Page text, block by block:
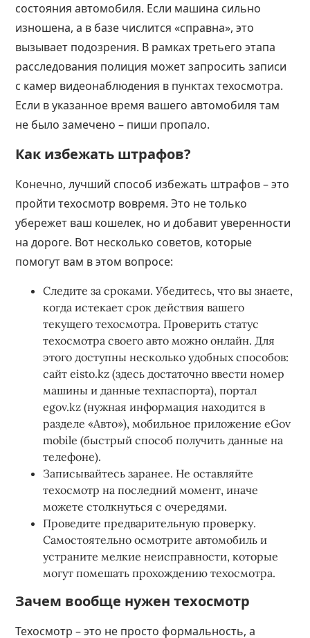
состояния автомобиля. Если машина сильно
изношена, а в базе числится «справна», это
вызывает подозрения. В рамках третьего этапа
расследования полиция может запросить записи
с камер видеонаблюдения в пунктах техосмотра.
Если в указанное время вашего автомобиля там
не было замечено – пиши пропало.
Как избежать штрафов?
Конечно, лучший способ избежать штрафов – это
пройти техосмотр вовремя. Это не только
убережет ваш кошелек, но и добавит уверенности
на дороге. Вот несколько советов, которые
помогут вам в этом вопросе:
Следите за сроками. Убедитесь, что вы знаете,
когда истекает срок действия вашего
текущего техосмотра. Проверить статус
техосмотра своего авто можно онлайн. Для
этого доступны несколько удобных способов:
сайт eisto.kz (здесь достаточно ввести номер
машины и данные техпаспорта), портал
egov.kz (нужная информация находится в
разделе «Авто»), мобильное приложение eGov
mobile (быстрый способ получить данные на
телефоне).
Записывайтесь заранее. Не оставляйте
техосмотр на последний момент, иначе
можете столкнуться с очередями.
Проведите предварительную проверку.
Самостоятельно осмотрите автомобиль и
устраните мелкие неисправности, которые
могут помешать прохождению техосмотра.
Зачем вообще нужен техосмотр
Техосмотр – это не просто формальность, а